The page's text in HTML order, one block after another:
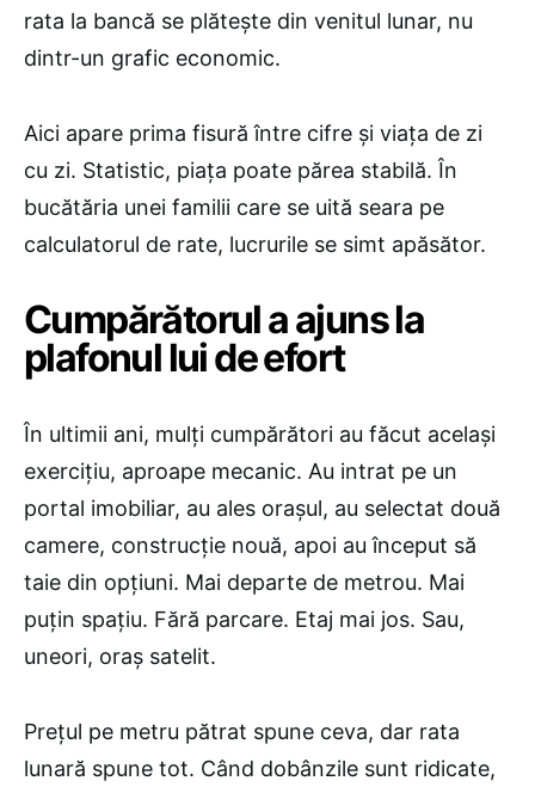
rata la bancă se plătește din venitul lunar, nu
dintr-un grafic economic.
Aici apare prima fisură între cifre și viața de zi
cu zi. Statistic, piața poate părea stabilă. În
bucătăria unei familii care se uită seara pe
calculatorul de rate, lucrurile se simt apăsător.
Cumpărătorul a ajuns la
plafonul lui de efort
În ultimii ani, mulți cumpărători au făcut același
exercițiu, aproape mecanic. Au intrat pe un
portal imobiliar, au ales orașul, au selectat două
camere, construcție nouă, apoi au început să
taie din opțiuni. Mai departe de metrou. Mai
puțin spațiu. Fără parcare. Etaj mai jos. Sau,
uneori, oraș satelit.
Prețul pe metru pătrat spune ceva, dar rata
lunară spune tot. Când dobânzile sunt ridicate,